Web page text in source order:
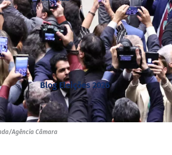
Blog Eleições 2026
Agência Câmara